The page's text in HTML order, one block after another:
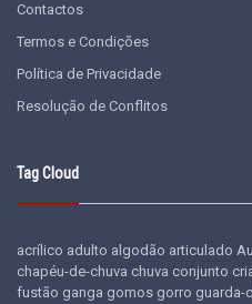
Contactos
Termos e Condições
Política de Privacidade
Resolução de Conflitos
Tag Cloud
acrílico adulto algodão articulado
chapéu-de-chuva chuva conjunto
fustão ganga gomos gorro guarda-